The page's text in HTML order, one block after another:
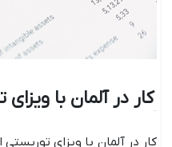
کار در آلمان با
کار در آلمان با ویزای